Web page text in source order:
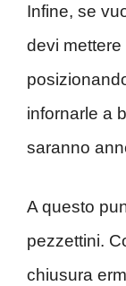
Infine, se
devi
infornarle a
saranno
A questo
pezzettini.
chiusura